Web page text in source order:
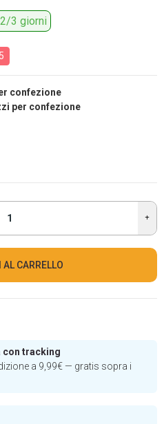
3 giorni
confezione
per confezione
CARRELLO
con tracking
a 9,99€ — gratis sopra i